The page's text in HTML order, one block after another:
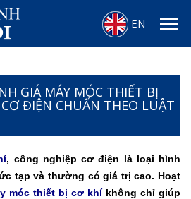
EN
GIÁ MÁY MÓC THIẾT BỊ
ĐIỆN CHUẨN THEO LUẬT
, công nghiệp cơ điện là loại hình
tạp và thường có giá trị cao. Hoạt
móc thiết bị cơ khíkhông chỉ giúp